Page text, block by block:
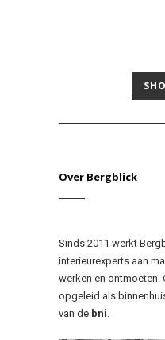
Over Bergblick
Sinds 2011 werkt
interieurexperts aan
werken en ontmoeten.
opgeleid als
van de bni.